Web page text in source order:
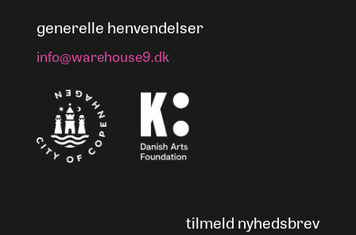
generelle henvendelser
info@warehouse9.dk
tilmeld nyhedsbrev